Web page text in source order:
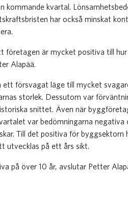
kvartal.
har också minskat
företagen är mycket positiva till
Alapää.
försvagat läge till mycket
storlek. Dessutom var
snittet. Även när
var bedömningarna negativa
Till det positiva för byggsektorn
utvecklas på ett års sikt.
på över 10 år, avslutar Petter